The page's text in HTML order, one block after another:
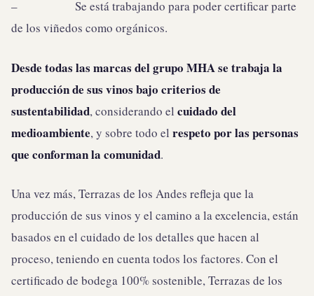
– Se está trabajando para poder certificar parte
de los viñedos como orgánicos.
Desde todas las marcas del grupo MHA se trabaja la
producción de sus vinos bajo criterios de
sustentabilidad, considerando el cuidado del
medioambiente, y sobre todo el respeto por las personas
que conforman la comunidad.
Una vez más, Terrazas de los Andes refleja que la
producción de sus vinos y el camino a la excelencia, están
basados en el cuidado de los detalles que hacen al
proceso, teniendo en cuenta todos los factores. Con el
certificado de bodega 100% sostenible, Terrazas de los